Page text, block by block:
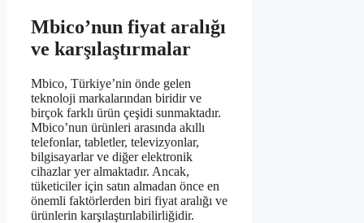
Mbico’nun fiyat aralığı
ve karşılaştırmalar
Mbico, Türkiye’nin önde gelen
teknoloji markalarından biridir ve
birçok farklı ürün çeşidi sunmaktadır.
Mbico’nun ürünleri arasında akıllı
telefonlar, tabletler, televizyonlar,
bilgisayarlar ve diğer elektronik
cihazlar yer almaktadır. Ancak,
tüketiciler için satın almadan önce en
önemli faktörlerden biri fiyat aralığı ve
ürünlerin karşılaştırılabilirliğidir.